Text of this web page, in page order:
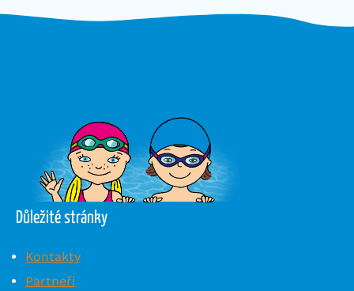
Důležité stránky
Kontakty
Partneři